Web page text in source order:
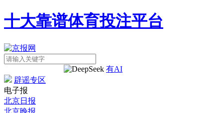
十大靠谱体育投注平台
有AI
辟谣专区
电子报
北京日报
北京晚报